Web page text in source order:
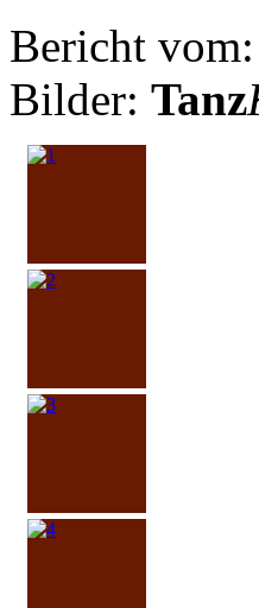
Bericht
Bilder: Tanz